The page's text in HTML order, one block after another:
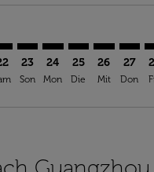
23
Son
24
Mon
25
Die
26
Mit
27
Don